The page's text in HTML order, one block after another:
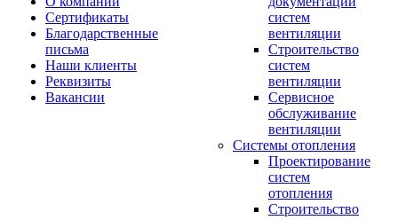
Сертификаты
Благодарственные
письма
Наши клиенты
Реквизиты
Вакансии
систем
вентиляции
Строительство
систем
вентиляции
Сервисное
обслуживание
вентиляции
Системы отопления
Проектирование
систем
отопления
Строительство